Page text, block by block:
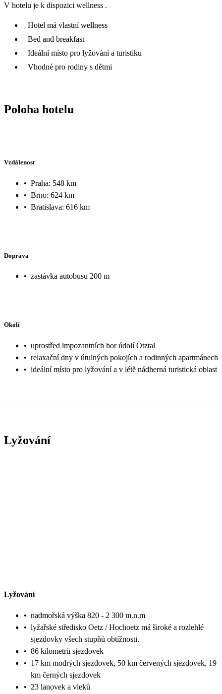
V hotelu je k dispozici wellness .
Hotel má vlastní wellness
Bed and breakfast
Ideální místo pro lyžování a turistiku
Vhodné pro rodiny s dětmi
Poloha hotelu
Vzdálenost
• Praha: 548 km
• Brno: 624 km
• Bratislava: 616 km
Doprava
• zastávka autobusu 200 m
Okolí
• uprostřed impozantních hor údolí Ötztal
• relaxační dny v útulných pokojích a rodinných apartmánech
• ideální místo pro lyžování a v létě nádherná turistická oblast
Lyžování
Lyžování
• nadmořská výška 820 - 2 300 m.n.m
• lyžařské středisko Oetz / Hochoetz má široké a rozlehlé
sjezdovky všech stupňů obtížnosti.
• 86 kilometrů sjezdovek
• 17 km modrých sjezdovek, 50 km červených sjezdovek, 19
km černých sjezdovek
• 23 lanovek a vleků